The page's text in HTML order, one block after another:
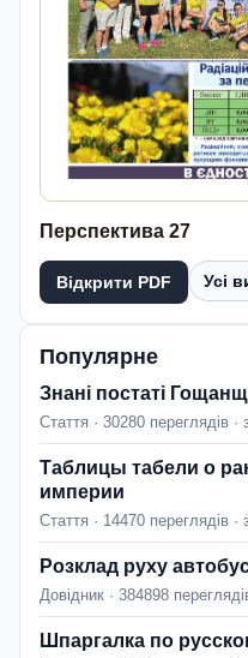
Перспектива 27
Відкрити PDF Усі
Популярне
Знані постаті
Стаття · 30280 переглядів
Таблицы табели о
империи
Стаття · 14470 переглядів ·
Розклад руху
Довідник · 384898
Шпаргалка по